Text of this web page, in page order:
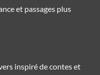
et passages plus
inspiré de contes et